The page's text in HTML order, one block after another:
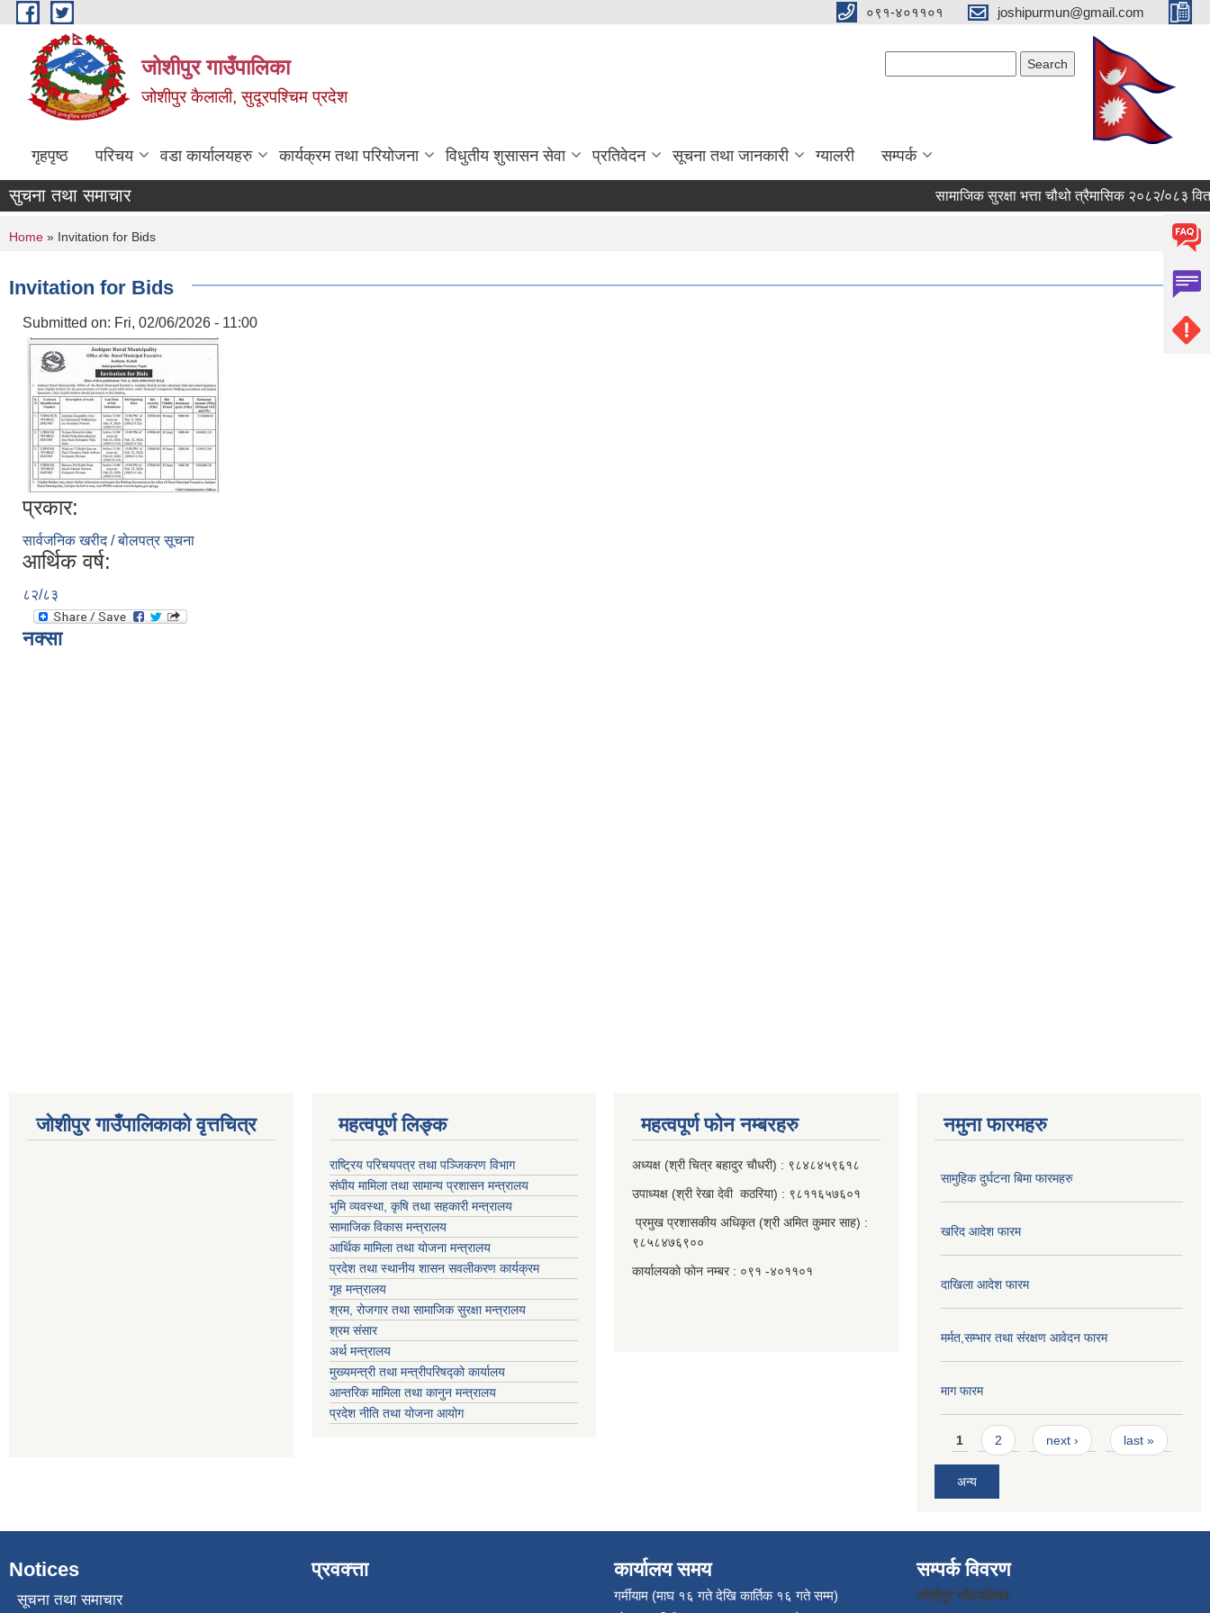
Skip to main content ०९१-४०११०१ joshipurmun@gmail.com
जोशीपुर गाउँपालिका
जोशीपुर कैलाली, सुदूरपश्चिम प्रदेश
गृहपृष्ठ परिचय वडा कार्यालयहरु कार्यक्रम तथा परियोजना विधुतीय शुसासन सेवा प्रतिवेदन सूचना तथा जानकारी ग्यालरी सम्पर्क
सुचना तथा समाचार सामाजिक सुरक्षा भत्ता चौथो त्रैमासिक २०८२/०८३
You are here
Home » Invitation for Bids
Invitation for Bids
Submitted on: Fri, 02/06/2026 - 11:00
प्रकार:
सार्वजनिक खरीद / बोलपत्र सूचना
आर्थिक वर्ष:
८२/८३
नक्सा
जोशीपुर गाउँपालिकाको वृत्तचित्र महत्वपूर्ण लि‍‍‍‍‍‌ङ्क
राष्ट्रिय परिचयपत्र तथा पञ्जिकरण विभाग
संघीय मामिला तथा सामान्य प्रशासन मन्त्रालय
भुमि व्यवस्था, कृषि तथा सहकारी मन्त्रालय
सामाजिक विकास मन्त्रालय
आर्थिक मामिला तथा याेजना मन्त्रालय
प्रदेश तथा स्थानीय शासन सवलीकरण कार्यक्रम
गृह मन्त्रालय
श्रम, रोजगार तथा सामाजिक सुरक्षा मन्त्रालय
श्रम संसार
अर्थ मन्त्रालय
मुख्यमन्त्री तथा मन्त्रीपरिषद्को कार्यालय
आन्तरिक मामिला तथा कानुन मन्त्रालय
प्रदेश नीति तथा योजना आयोग
महत्वपूर्ण फाेन नम्बरहरु
अध्यक्ष (श्री चित्र बहादुर चाैधरी) : ९८४८४५९६१८
उपाध्यक्ष (श्री रेखा देवी कठरिया) : ९८११६५७६०१
प्रमुख प्रशासकीय अधिकृत (श्री अमित कुमार साह) :
९८५८४७६९००
कार्यालयकाे फाेन नम्बर : ०९१ -४०११०१
नमुना फारमहरु
सामुहिक दुर्घटना बिमा फारमहरु
खरिद आदेश फारम
दाखिला आदेश फारम
मर्मत,सम्भार तथा संरक्षण आवेदन फारम
माग फारम
Pages
1 2 next › last »
अन्य
Notices
सूचना तथा समाचार
प्रवक्त्ता कार्यालय समय
गर्मीयाम (माघ १६ गते देखि कार्तिक १६ गते सम्म)
सम्पर्क विवरण
जाेशीपुर गाँउपालिका